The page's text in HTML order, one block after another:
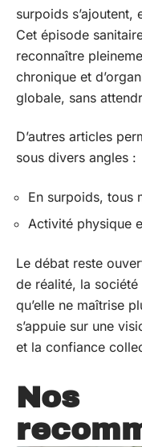
surpoids s’ajoutent,
Cet épisode
reconnaître
chronique et
globale, sans
D’autres articles
sous divers angles :
En surpoids, tous
Activité physique
Le débat reste
de réalité, la société
qu’elle ne maîtrise
s’appuie sur une
et la confiance
Nos